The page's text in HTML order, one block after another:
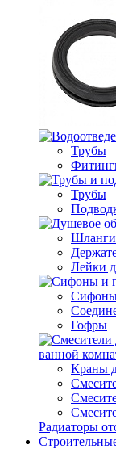
Трубы
Трубы
Шланги
Лейки
Сифоны
Гофры
ванной
Краны
Радиаторы